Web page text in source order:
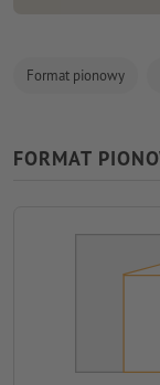
Format pionowy
FORMAT